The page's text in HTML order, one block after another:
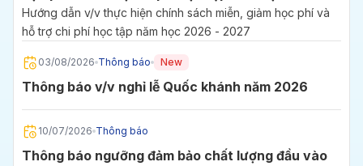
2027
Hướng dẫn v/v thực hiện chính sách miễn, giảm học phí và
hỗ trợ chi phí học tập năm học 2026 - 2027
03/08/2026 Thông báo New
Thông báo v/v nghỉ lễ Quốc khánh năm 2026
10/07/2026 Thông báo
Thông báo ngưỡng đảm bảo chất lượng đầu vào